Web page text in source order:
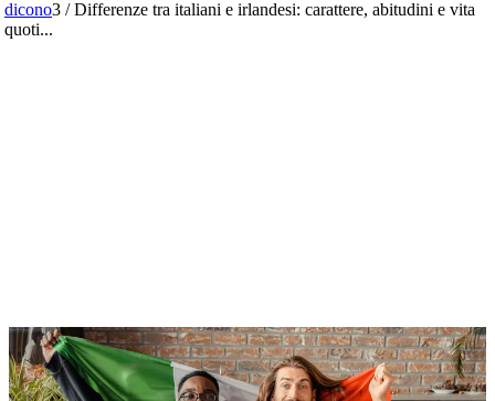
dicono3 / Differenze tra italiani e irlandesi: carattere, abitudini e vita
quoti...